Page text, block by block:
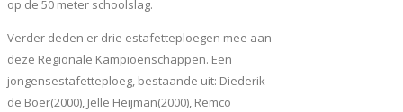
op de 50 meter schoolslag.
Verder deden er drie estafetteploegen mee aan
deze Regionale Kampioenschappen. Een
jongensestafetteploeg, bestaande uit: Diederik
de Boer(2000), Jelle Heijman(2000), Remco